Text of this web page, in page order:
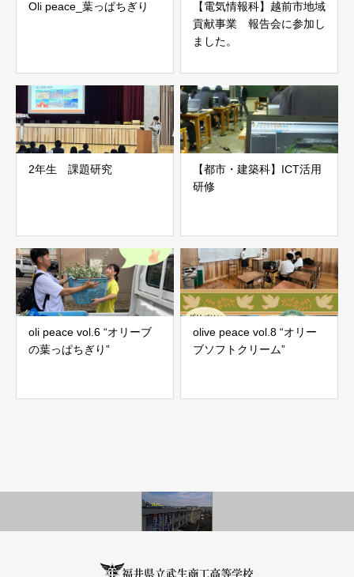
Oli peace_葉っぱちぎり
【電気情報科】越前市地域
貢献事業 報告会に参加し
ました。
2年生 課題研究
【都市・建築科】ICT活用
研修
oli peace vol.6 “オリーブ
の葉っぱちぎり”
olive peace vol.8 “オリー
ブソフトクリーム”